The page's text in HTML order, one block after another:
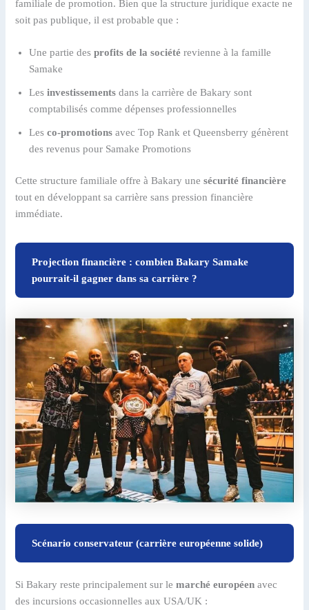
familiale de promotion. Bien que la structure juridique exacte ne
soit pas publique, il est probable que :
Une partie desprofits de la société revienne à la famille
Samake
Lesinvestissements dans la carrière de Bakary sont
comptabilisés comme dépenses professionnelles
Lesco-promotions avec Top Rank et Queensberry génèrent
des revenus pour Samake Promotions
Cette structure familiale offre à Bakary unesécurité financière
tout en développant sa carrière sans pression financière
immédiate.
Projection financière : combien Bakary Samake
pourrait-il gagner dans sa carrière ?
Scénario conservateur (carrière européenne solide)
Si Bakary reste principalement sur lemarché européen avec
des incursions occasionnelles aux USA/UK :